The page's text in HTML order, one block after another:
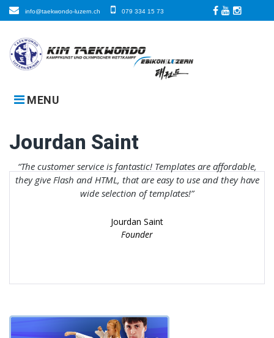
Skip
info@taekwondo-luzern.ch 079 334 15 73
MENU
Jourdan Saint
The customer service is fantastic! Templates are affordable,
they give Flash and HTML, that are easy to use and they have
wide selection of templates!
Jourdan Saint
Founder